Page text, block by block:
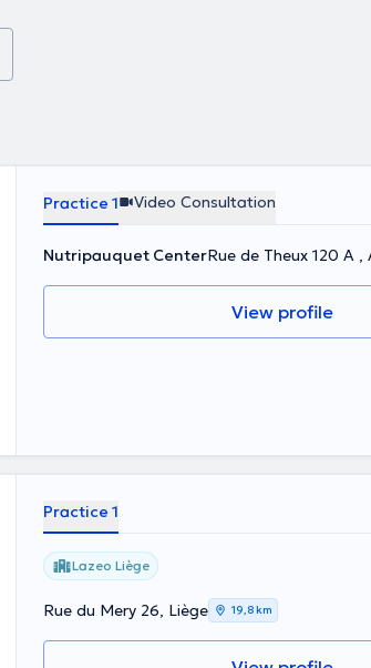
Practice 1 Video Consultation
Nutripauquet CenterRue de Theux 120 A ,
View profile
Practice 1
Lazeo Liège
Rue du Mery 26, Liège 19,8 km